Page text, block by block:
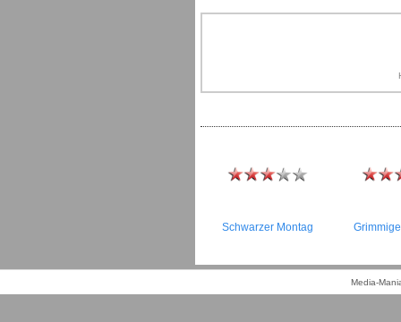
Schwarzer Montag
Media-